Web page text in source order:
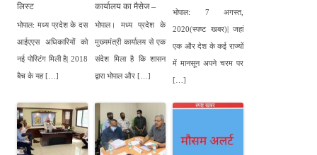
लिस्ट
भोपाल: मध्य प्रदेश के दस
आईएएस अधिकारियों को
नई पोस्टिंग मिली है| 2018
बैच के यह […]
कार्यालय का मैसेज –
भोपाल। मध्य प्रदेश के
मुख्यमंत्री कार्यालय से एक
संदेश मिला है कि शासन
द्वारा भोपाल और […]
भोपाल: 7 अगस्त,
2020(स्पष्ट खबर)| जहां
एक और देश के कई राज्यों
में मानसून अपने चरम पर
[…]